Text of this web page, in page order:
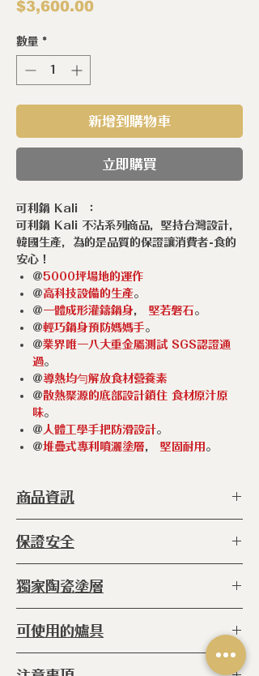
$3,600.00價
數量 *
新增到購物車
立即購買
可利鍋 Kali ：
可利鍋 Kali 不沾系列商品，堅持台灣設計，
韓國生產，為的是品質的保證讓消費者-食的
安心！
@5000坪場地的運作
@高科技設備的生產。
@一體成形灌鑄鍋身， 堅若磐石 。
@輕巧鍋身預防媽媽手。
@業界唯一八大重金屬測試 SGS認證通
過。
@導熱均勻解放食材營養素
@散熱聚源的底部設計鎖住 食材原汁原
味。
@ 人體工學手把防滑設計。
@堆疊式專利噴灑塗層， 堅固耐用 。
商品資訊
種 類 ：
塗 層 ：天然陶瓷塗層
鍋 體 ：3層
尺 寸 ：28 x 14.5 cm
容 量 ：6.6 𝓁
產 地 ：韓國
保證安全
◆本產品完全不含
◆本產品完全不含 PFOS
獨家陶瓷塗層
絕對安全請您安心購買！
可使用的爐具
◆IH感應爐 ◆電熱爐 ◆玻璃陶瓷